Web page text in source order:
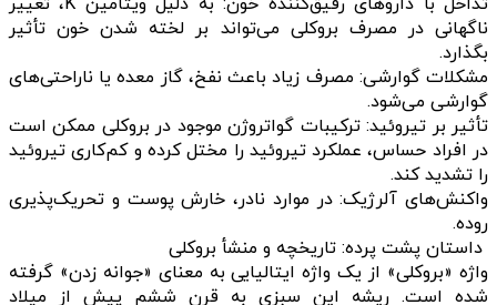
ناگهانی در مصرف بروکلی می‌تواند بر لخته شدن خون تأثیر
بگذارد.
مشکلات گوارشی: مصرف زیاد باعث نفخ، گاز معده یا ناراحتی‌های
گوارشی می‌شود.
تأثیر بر تیروئید: ترکیبات گواتروژن موجود در بروکلی ممکن است
در افراد حساس، عملکرد تیروئید را مختل کرده و کم‌کاری تیروئید
را تشدید کند.
واکنش‌های آلرژیک: در موارد نادر، خارش پوست و تحریک‌پذیری
روده.
داستان پشت پرده: تاریخچه و منشأ بروکلی
واژه «بروکلی» از یک واژه ایتالیایی به معنای «جوانه زدن» گرفته
شده است. ریشه این سبزی به قرن ششم پیش از میلاد